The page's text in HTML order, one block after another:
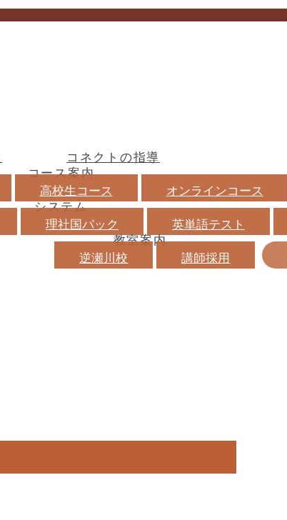
コネクトの指導
コース案内
高校生コース オンラインコース
システム
理社国パック 英単語テスト
教室案内
逆瀬川校
講師採用